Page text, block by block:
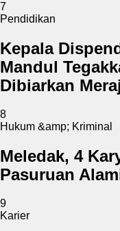
7
Pendidikan
Kepala
Mandul
Dibiarkan
8
Hukum &amp; Kriminal
Meledak, 4
Pasuruan
9
Karier